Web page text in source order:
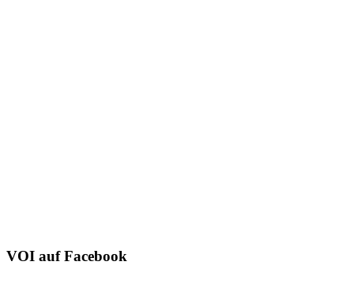
VOI auf Facebook